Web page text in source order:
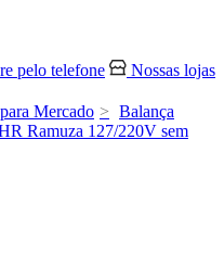
pelo telefone
Nossas lojas
Mercado
Balança
Ramuza 127/220V sem